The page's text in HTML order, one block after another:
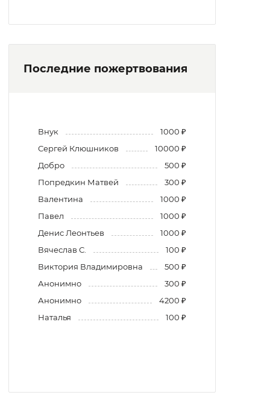
Последние пожертвования
Внук
1000 ₽
Сергей Клюшников
10000 ₽
Добро
500 ₽
Попредкин Матвей
300 ₽
Валентина
1000 ₽
Павел
1000 ₽
Денис Леонтьев
1000 ₽
Вячеслав С.
100 ₽
Виктория Владимировна
500 ₽
Анонимно
300 ₽
Анонимно
4200 ₽
Наталья
100 ₽